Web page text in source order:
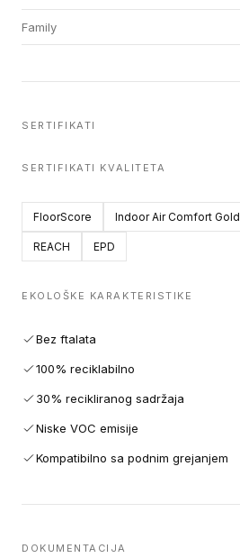
Family
SERTIFIKATI
SERTIFIKATI KVALITETA
FloorScore Indoor Air Comfort Gold
REACH EPD
EKOLOŠKE KARAKTERISTIKE
Bez ftalata
100% reciklabilno
30% recikliranog sadržaja
Niske VOC emisije
Kompatibilno sa podnim grejanjem
DOKUMENTACIJA